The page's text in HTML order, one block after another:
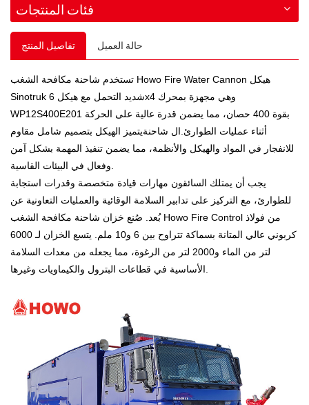
فئات المنتجات
تفاصيل المنتج حالة العميل
تستخدم شاحنة مكافحة الشغب Howo Fire Water Cannon هيكل
Sinotruk شديد التحمل مع هيكل 6x4 وهي مجهزة بمحرك
WP12S400E201 بقوة 400 حصان، مما يضمن قدرة عالية على الحركة
أثناء عمليات الطوارئ. ال شاحنةيتميز الهيكل بتصميم شامل مقاوم
للانفجار في المواد والهيكل والأنظمة، مما يضمن تنفيذ المهمة بشكل آمن
يجب أن يمتلك السائقون مهارات قيادة متخصصة وقدرات استجابة
للطوارئ، مع التركيز على تدابير السلامة الوقائية والعمليات التعاونية عن
بُعد. صُنع خزان شاحنة مكافحة الشغب Howo Fire Control من فولاذ
كربوني عالي المتانة بسماكة تتراوح بين 6 و10 ملم. يتسع الخزان لـ 6000
لتر من الماء و2000 لتر من الرغوة، مما يجعله من معدات السلامة